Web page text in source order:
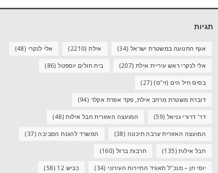
תגיות
אגף התנועה במשטרת ישראל (34) אילת(2210) אלי לנקרי (48)
אלי לנקרי ראש עיריית אילת (207) בית חולים יוספטל(86)
בסיס חיל הים (זי"ס)(27)
דוברת משטרת מרחב אילת, פקד אפרת אקלר (94)
דר' דרורי גניאל (59) המועצה האזורית חבל אילות(48)
המועצה האזורית ערבה תיכונה (38) המשרד להגנת הסביבה (37)
חבל אילות(135) חרבות ברזל (160)
יוסי חן – מנכ"ל תאגיד התיירות העירוני (34) כביש 12 (58)